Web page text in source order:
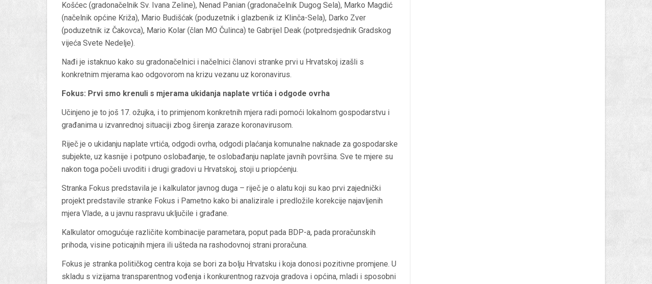
Košćec (gradonačelnik Sv. Ivana Zeline), Nenad Panian (gradonačelnik Dugog Sela), Marko Magdić
(načelnik općine Križa), Mario Budišćak (poduzetnik i glazbenik iz Klinča-Sela), Darko Zver
(poduzetnik iz Čakovca), Mario Kolar (član MO Čulinca) te Gabrijel Deak (potpredsjednik Gradskog
vijeća Svete Nedelje).
Nađi je istaknuo kako su gradonačelnici i načelnici članovi stranke prvi u Hrvatskoj izašli s
konkretnim mjerama kao odgovorom na krizu vezanu uz koronavirus.
Fokus: Prvi smo krenuli s mjerama ukidanja naplate vrtića i odgode ovrha
Učinjeno je to još 17. ožujka, i to primjenom konkretnih mjera radi pomoći lokalnom gospodarstvu i
građanima u izvanrednoj situaciji zbog širenja zaraze koronavirusom.
Riječ je o ukidanju naplate vrtića, odgodi ovrha, odgodi plaćanja komunalne naknade za gospodarske
subjekte, uz kasnije i potpuno oslobađanje, te oslobađanju naplate javnih površina. Sve te mjere su
nakon toga počeli uvoditi i drugi gradovi u Hrvatskoj, stoji u priopćenju.
Stranka Fokus predstavila je i kalkulator javnog duga – riječ je o alatu koji su kao prvi zajednički
projekt predstavile stranke Fokus i Pametno kako bi analizirale i predložile korekcije najavljenih
mjera Vlade, a u javnu raspravu uključile i građane.
Kalkulator omogućuje različite kombinacije parametara, poput pada BDP-a, pada proračunskih
prihoda, visine poticajnih mjera ili ušteda na rashodovnoj strani proračuna.
Fokus je stranka političkog centra koja se bori za bolju Hrvatsku i koja donosi pozitivne promjene. U
skladu s vizijama transparentnog vođenja i konkurentnog razvoja gradova i općina, mladi i sposobni